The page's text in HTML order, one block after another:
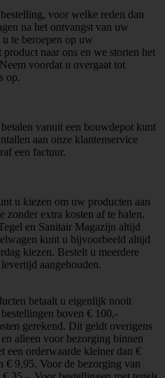
voor welke reden dan
na het ontvangst van uw
te beroepen op uw
naar ons en we storten het
voordat u overgaat tot
op.
vanuit een bouwdepot kunt
aan onze klantenservice
een factuur.
u kiezen om uw producten aan
zonder extra kosten af te halen.
en Sanitair Magazijn altijd
kunt u bijvoorbeeld altijd
kiezen. Bestelt u meerdere
aangehouden.
betaalt u eigenlijk nooit
boven € 100,-
gerekend. Dit geldt overigens
alleen voor bezorging binnen
een orderwaarde kleiner dan €
€ 9,95. Voor de bezorging van